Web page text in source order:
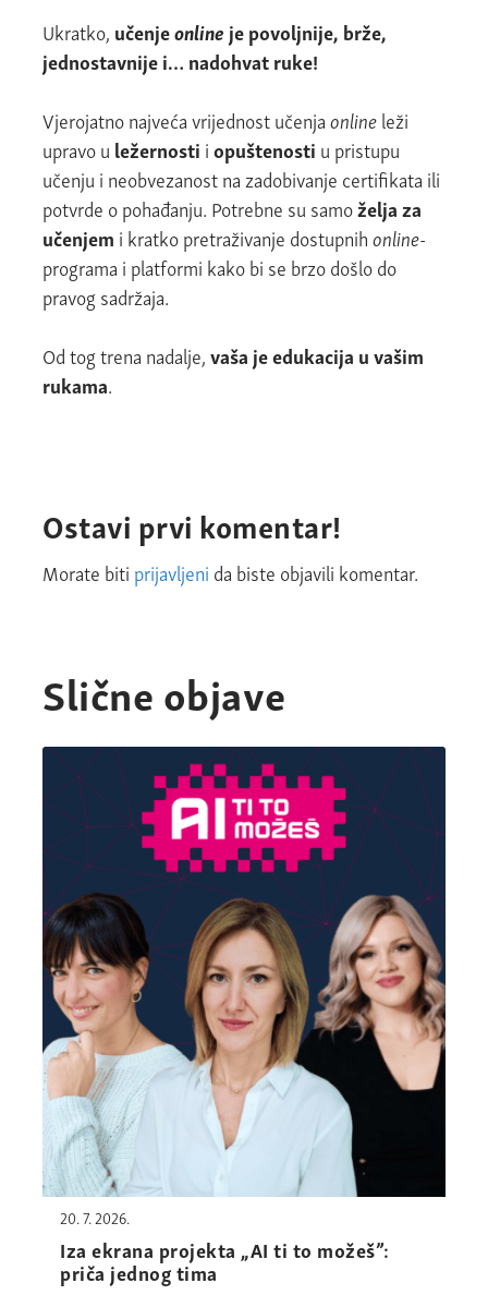
Ukratko, učenjeonline je povoljnije, brže,
jednostavnije i… nadohvat ruke!
Vjerojatno najveća vrijednost učenjaonlineleži
upravo u ležernosti iopuštenosti u pristupu
učenju i neobvezanost na zadobivanje certifikata ili
potvrde o pohađanju. Potrebne su samoželja za
učenjem i kratko pretraživanje dostupnihonline-
programa i platformi kako bi se brzo došlo do
pravog sadržaja.
Od tog trena nadalje,vaša je edukacija u vašim
rukama.
Ostavi prvi komentar!
Morate biti prijavljeni da biste objavili komentar.
Slične objave
20. 7. 2026.
Iza ekrana projekta „AI ti to možeš”:
priča jednog tima